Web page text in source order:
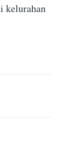
kelurahan